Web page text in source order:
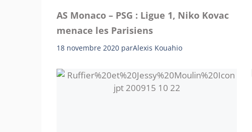
AS Monaco – PSG : Ligue 1, Niko Kovac
menace les Parisiens
18 novembre 2020 parAlexis Kouahio